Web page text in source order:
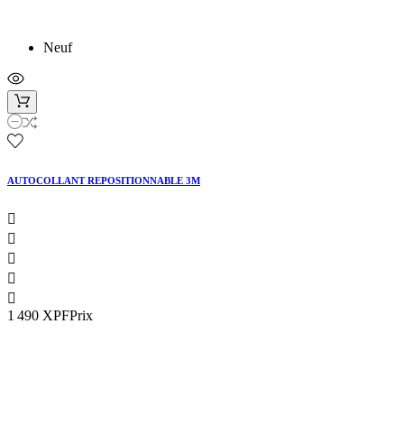
Neuf
AUTOCOLLANT REPOSITIONNABLE 3M





1 490 XPFPrix